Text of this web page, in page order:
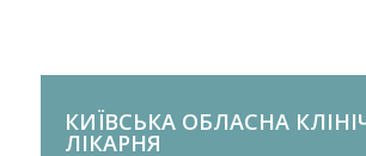
КИЇВСЬКА ОБЛАСНА
ЛІКАРНЯ